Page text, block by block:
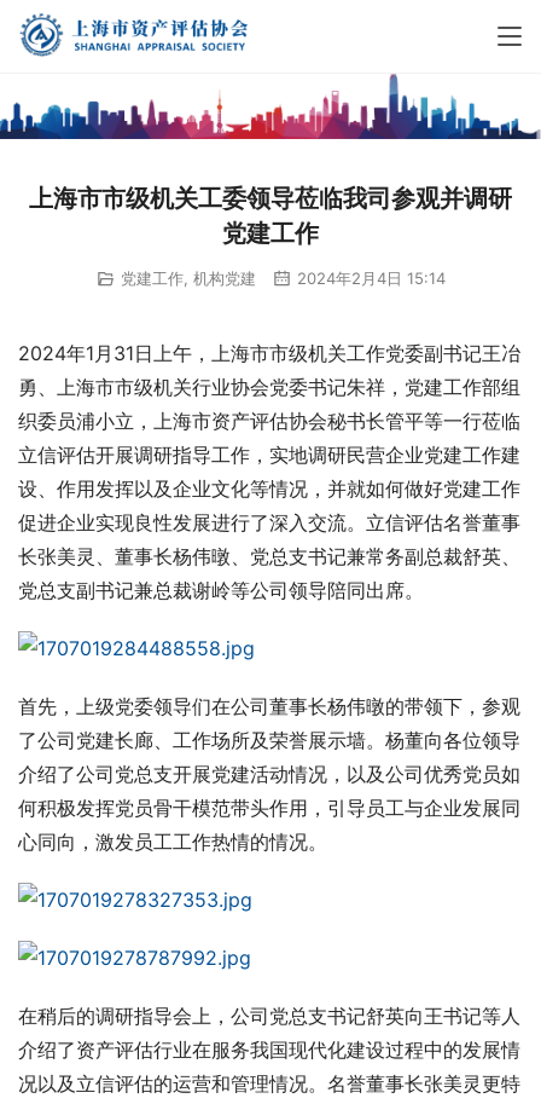
上海市市级机关工委领导莅临我司参观并调研
党建工作
党建工作, 机构党建 2024年2月4日 15:14
2024年1月31日上午，上海市市级机关工作党委副书记王冶
勇、上海市市级机关行业协会党委书记朱祥，党建工作部组
织委员浦小立，上海市资产评估协会秘书长管平等一行莅临
立信评估开展调研指导工作，实地调研民营企业党建工作建
设、作用发挥以及企业文化等情况，并就如何做好党建工作
促进企业实现良性发展进行了深入交流。立信评估名誉董事
长张美灵、董事长杨伟暾、党总支书记兼常务副总裁舒英、
党总支副书记兼总裁谢岭等公司领导陪同出席。
首先，上级党委领导们在公司董事长杨伟暾的带领下，参观
了公司党建长廊、工作场所及荣誉展示墙。杨董向各位领导
介绍了公司党总支开展党建活动情况，以及公司优秀党员如
何积极发挥党员骨干模范带头作用，引导员工与企业发展同
心同向，激发员工工作热情的情况。
在稍后的调研指导会上，公司党总支书记舒英向王书记等人
介绍了资产评估行业在服务我国现代化建设过程中的发展情
况以及立信评估的运营和管理情况。名誉董事长张美灵更特